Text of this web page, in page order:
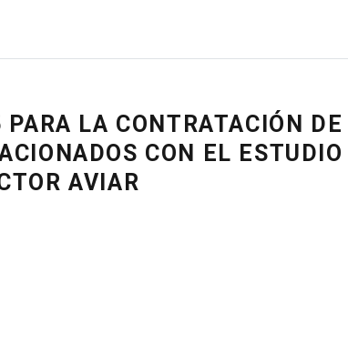
LA CONTRATACIÓN DE
CON EL
AVIAR